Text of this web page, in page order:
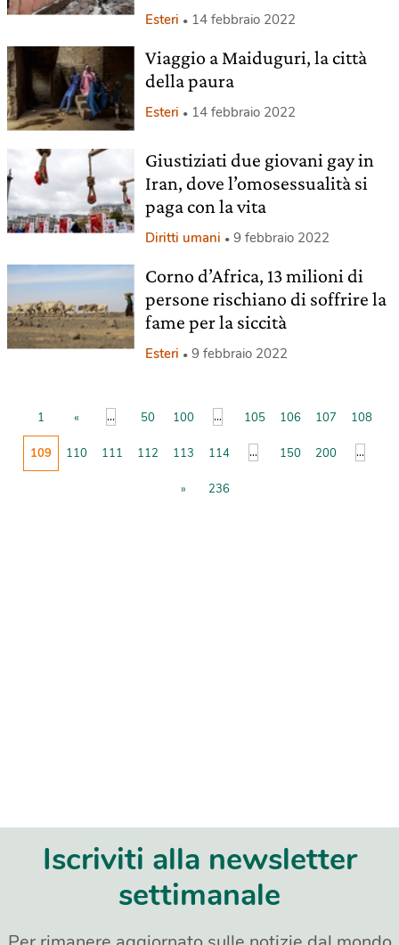
Esteri 14 febbraio 2022
Viaggio a Maiduguri, la città
della paura
Esteri 14 febbraio 2022
Giustiziati due giovani gay in
Iran, dove l’omosessualità si
paga con la vita
Diritti umani 9 febbraio 2022
Corno d’Africa, 13 milioni di
persone rischiano di soffrire la
fame per la siccità
Esteri 9 febbraio 2022
1 « ... 50 100 ... 105 106 107 108
109 110 111 112 113 114 ... 150 200 ...
» 236
Iscriviti alla newsletter
settimanale